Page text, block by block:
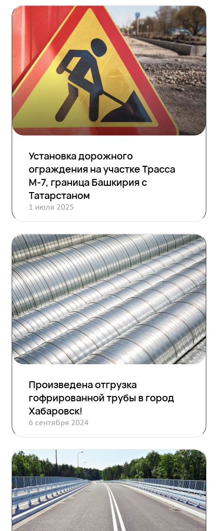
Установка дорожного
ограждения на участке Трасса
М-7, граница Башкирия с
Татарстаном
1 июля 2025
Произведена отгрузка
гофрированной трубы в город
Хабаровск!
6 сентября 2024